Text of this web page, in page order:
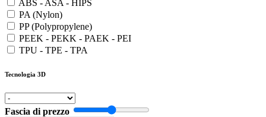
ABS - ASA - HIPS
PA (Nylon)
PP (Polypropylene)
PEEK - PEKK - PAEK - PEI
TPU - TPE - TPA
Tecnologia 3D
Fascia di prezzo